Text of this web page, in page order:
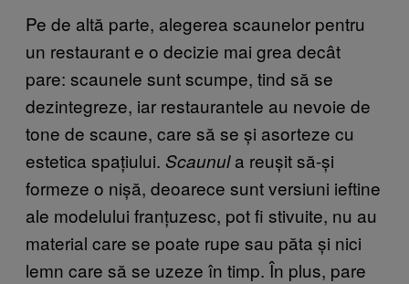
Pe de altă parte, alegerea scaunelor pentru
un restaurant e o decizie mai grea decât
pare: scaunele sunt scumpe, tind să se
dezintegreze, iar restaurantele au nevoie de
tone de scaune, care să se și asorteze cu
estetica spațiului. Scaunula reușit să-și
formeze o nișă, deoarece sunt versiuni ieftine
ale modelului franțuzesc, pot fi stivuite, nu au
material care se poate rupe sau păta și nici
lemn care să se uzeze în timp. În plus, pare